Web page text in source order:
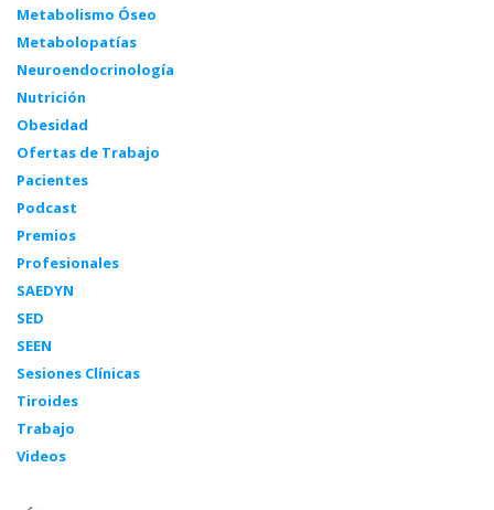
Metabolismo Óseo
Metabolopatías
Neuroendocrinología
Nutrición
Obesidad
Ofertas de Trabajo
Pacientes
Podcast
Premios
Profesionales
SAEDYN
SED
SEEN
Sesiones Clínicas
Tiroides
Trabajo
Videos